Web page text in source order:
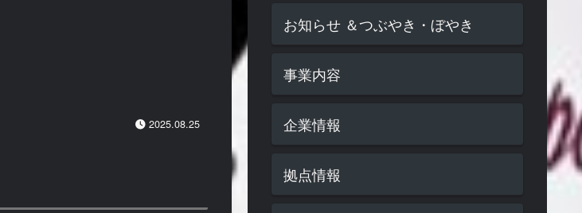
2025.08.25
お知らせ ＆つぶやき・ぼやき
事業内容
企業情報
拠点情報